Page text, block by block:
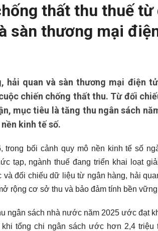
thất thu thuế từ
sàn thương mại
hải quan và sàn thương mại điện
chiến chống thất thu. Từ đối
mục tiêu là tăng thu ngân sách
kinh tế số.
trong bối cảnh quy mô nền kinh tế số
tạp, ngành thuế đang triển khai loạt
và đối chiếu dữ liệu từ ngân hàng, hải
rộng cơ sở thu và bảo đảm tính bền
ngân sách nhà nước năm 2025 ước đạt
tổng chi ngân sách ước hơn 2,4 triệu